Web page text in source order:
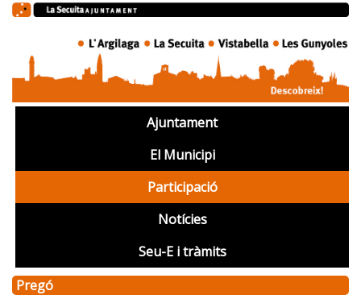
Ajuntament
El Municipi
Participació
Notícies
Seu-E i tràmits
Pregó